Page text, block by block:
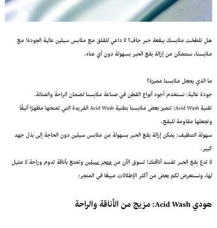
هل تلطخت ملابسك ببقعة حبر جاف؟ لا داعي للقلق مع ملابس سيلين عالية الجودة! مع
ملابسنا، ستتمكن من إزالة بقع الحبر بسهولة دون أي عناء.
ما الذي يجعل ملابسنا مميزة؟
جودة عالية: نستخدم أجود أنواع القطن في صناعة ملابسنا لضمان الراحة والمتانة.
تقنية Acid Wash: تتميز بعض ملابسنا بتقنية Acid Wash الفريدة التي تمنحها مظهرًا أنيقًا
وتجعلها مقاومة للبقع.
سهولة التنظيف: يمكن إزالة بقع الحبر بسهولة من ملابس سيلين دون الحاجة إلى بذل جهد
كبير.
لا تدع بقع الحبر تفسد أناقتك! تسوق الآن منمتجر سيلينوتمتع بأناقة تدوم وراحة لا مثيل
لها، ونستعرض لكم بعض من أكثر الإطلالات مبيعًا في المتجر:
هودي Acid Wash: مزيج من الأناقة والراحة